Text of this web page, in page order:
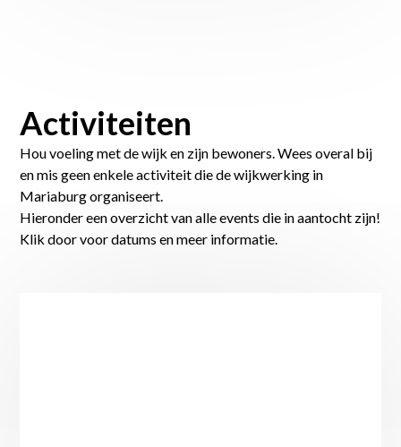
Activiteiten
Hou voeling met de wijk en zijn bewoners. Wees overal bij
en mis geen enkele activiteit die de wijkwerking in
Mariaburg organiseert.
Hieronder een overzicht van alle events die in aantocht zijn!
Klik door voor datums en meer informatie.